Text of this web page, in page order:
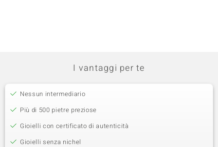
I vantaggi per te
Nessun intermediario
Più di 500 pietre preziose
Gioielli con certificato di autenticità
Gioielli senza nichel